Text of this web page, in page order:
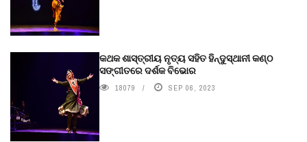
କଥକ ଶାସ୍ତ୍ରୀୟ ନୃତ୍ୟ ସହିତ ହିନ୍ଦୁସ୍ଥାନୀ କଣ୍ଠ
ସଙ୍ଗୀତରେ ଦର୍ଶକ ବିଭୋର
18079 SEP 06, 2023